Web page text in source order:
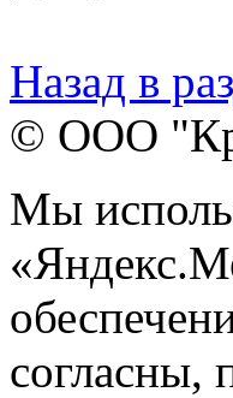
Назад в
© ООО
Мы
согласны,